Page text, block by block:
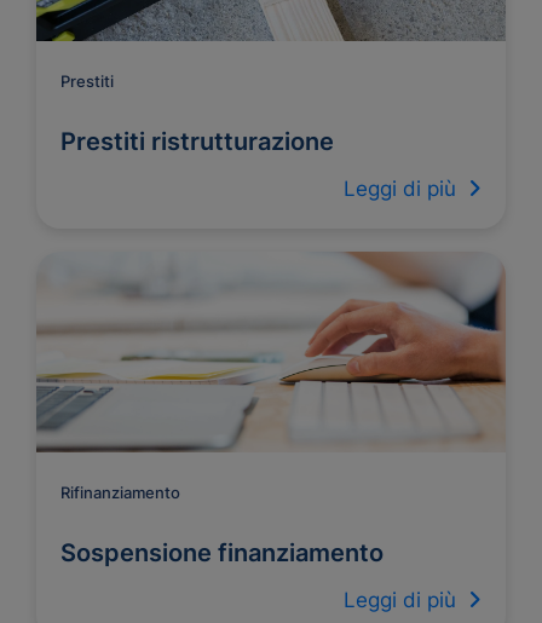
Prestiti
Prestiti ristrutturazione
Leggi di più
Rifinanziamento
Sospensione finanziamento
Leggi di più